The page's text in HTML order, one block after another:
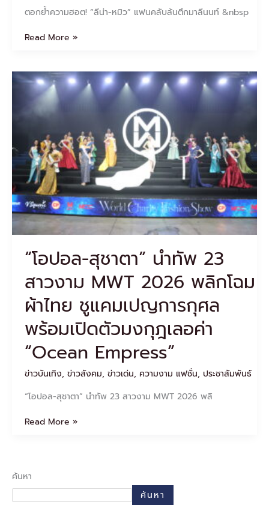
ตอกย้ำความฮอต! “ลีน่า-หมิว” แฟนคลับล้นตึกมาลีนนท์ &nbsp
Read More »
“โอปอล-สุชาตา” นำทัพ 23
สาวงาม MWT 2026 พลิกโฉม
ผ้าไทย ชูแคมเปญการกุศล
พร้อมเปิดตัวมงกุฎเลอค่า
“Ocean Empress”
ข่าวบันเทิง, ข่าวสังคม, ข่าวเด่น, ความงาม แฟชั่น, ประชาสัมพันธ์
“โอปอล-สุชาตา” นำทัพ 23 สาวงาม MWT 2026 พลิ
“โอ
ปอล-
ตา”
ทัพ
23
สาว
งาม
MWT
2026
พลิก
โฉม
ไทย
แคมเปญ
การ
กุศล
เปิด
มงกุฎ
เลอ
ค่า
“Ocean
Empress”
Read More »
ค้นหา
ค้นหา